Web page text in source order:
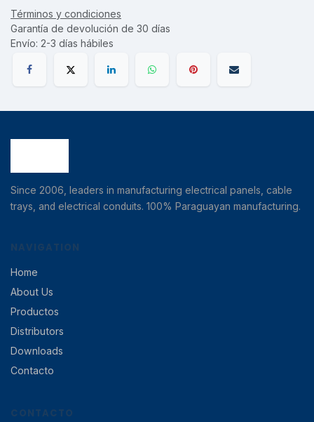
Términos y condiciones
Garantía de devolución de 30 días
Envío: 2-3 días hábiles
Since 2006, leaders in manufacturing electrical panels, cable
trays, and electrical conduits. 100% Paraguayan manufacturing.
NAVIGATION
Home
About Us
Productos
Distributors
Downloads
Contacto
CONTACTO